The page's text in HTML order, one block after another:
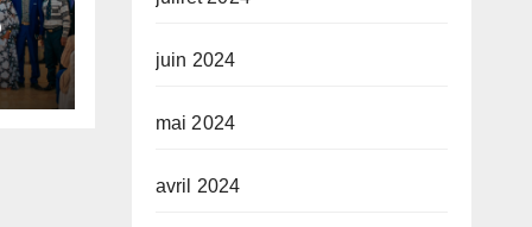
juin 2024
mai 2024
avril 2024